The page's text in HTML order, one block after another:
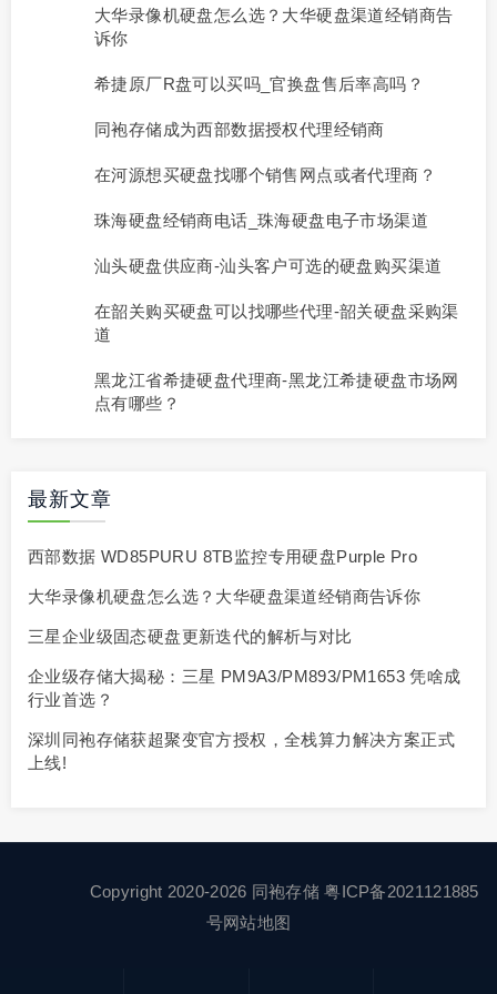
大华录像机硬盘怎么选？大华硬盘渠道经销商告
诉你
希捷原厂R盘可以买吗_官换盘售后率高吗？
同袍存储成为西部数据授权代理经销商
在河源想买硬盘找哪个销售网点或者代理商？
珠海硬盘经销商电话_珠海硬盘电子市场渠道
汕头硬盘供应商-汕头客户可选的硬盘购买渠道
在韶关购买硬盘可以找哪些代理-韶关硬盘采购渠
道
黑龙江省希捷硬盘代理商-黑龙江希捷硬盘市场网
点有哪些？
最新文章
西部数据 WD85PURU 8TB监控专用硬盘Purple Pro
大华录像机硬盘怎么选？大华硬盘渠道经销商告诉你
三星企业级固态硬盘更新迭代的解析与对比
企业级存储大揭秘：三星 PM9A3/PM893/PM1653 凭啥成
行业首选？
深圳同袍存储获超聚变官方授权，全栈算力解决方案正式
上线!
Copyright 2020-2026 同袍存储粤ICP备2021121885
号网站地图